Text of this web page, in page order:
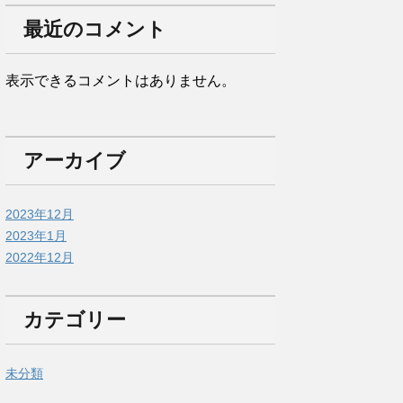
最近のコメント
表示できるコメントはありません。
アーカイブ
2023年12月
2023年1月
2022年12月
カテゴリー
未分類